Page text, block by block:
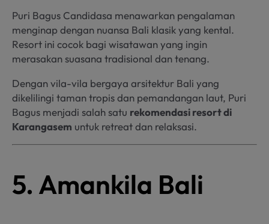
Puri Bagus Candidasa menawarkan pengalaman
menginap dengan nuansa Bali klasik yang kental.
Resort ini cocok bagi wisatawan yang ingin
merasakan suasana tradisional dan tenang.
Dengan vila-vila bergaya arsitektur Bali yang
dikelilingi taman tropis dan pemandangan laut, Puri
Bagus menjadi salah satu rekomendasi resort di
Karangasem untuk retreat dan relaksasi.
5. Amankila Bali